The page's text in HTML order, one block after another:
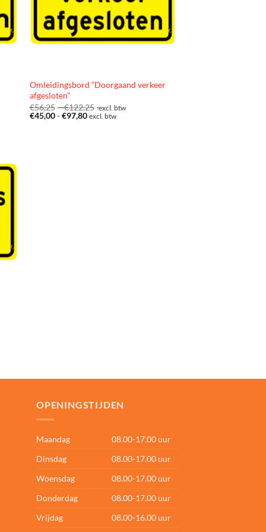
Omleidingsbord “Doorgaand verkeer
afgesloten”
€56,25 -€122,25 Prijsklasse:
€56,25
excl. btw
€45,00 - €97,80Prijsklasse:
excl. btw
OPENINGSTIJDEN
Maandag
08.00-17.00 uur
Dinsdag
08.00-17.00 uur
Woensdag
08.00-17.00 uur
Donderdag
08.00-17.00 uur
Vrijdag
08.00-16.00 uur